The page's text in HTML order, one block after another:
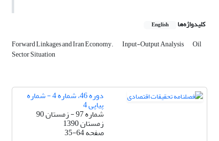
کلیدواژه‌ها English
Forward Linkages and Iran Economy. Input-Output Analysis Oil
Sector Situation
دوره 46، شماره 4 - شماره
پیاپی 4
شماره 97 - زمستان 90
زمستان 1390
صفحه35-64